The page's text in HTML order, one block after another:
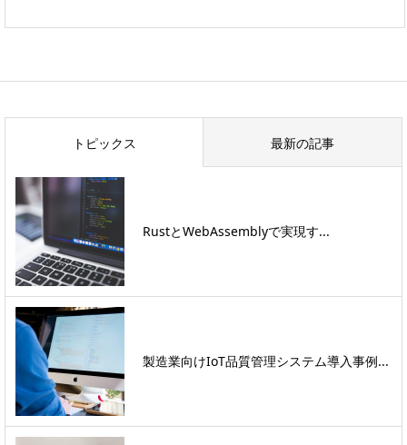
トピックス 最新の記事
RustとWebAssemblyで実現す...
製造業向けIoT品質管理システム導入事例...